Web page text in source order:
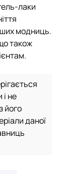
лаки
модниць.
також
і не
його
даної